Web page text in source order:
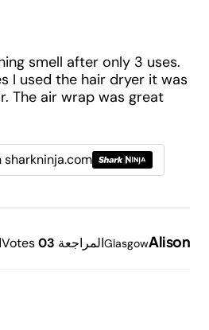
smell after only 3 uses.
I used the hair dryer it was
The air wrap was great.
Alison
Glasgowالمراجعة 3
Votes0